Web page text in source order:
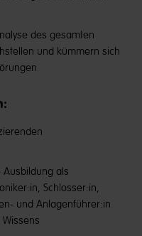
des gesamten
und kümmern sich
Ausbildung als
Schlosser:in,
und Anlagenführer:in